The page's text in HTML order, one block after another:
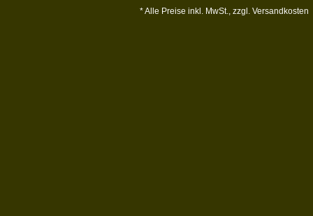
* Alle Preise inkl. MwSt., zzgl. Versandkosten